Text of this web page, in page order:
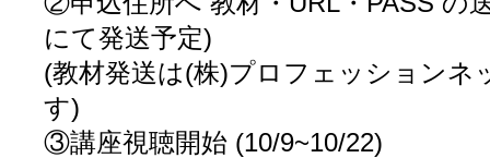
にて発送予定)
(教材発送は(株)プロフェッションネ
す)
③講座視聴開始 (10/9~10/22)